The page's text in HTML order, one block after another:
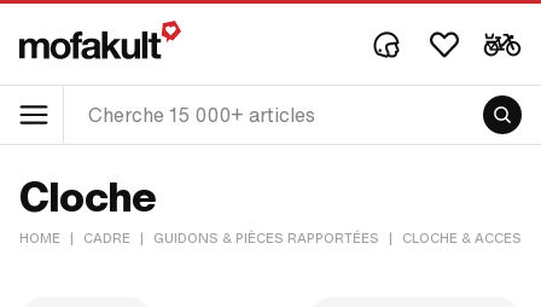
Cloche
HOME | CADRE | GUIDONS & PIÈCES RAPPORTÉES | CLOCHE &